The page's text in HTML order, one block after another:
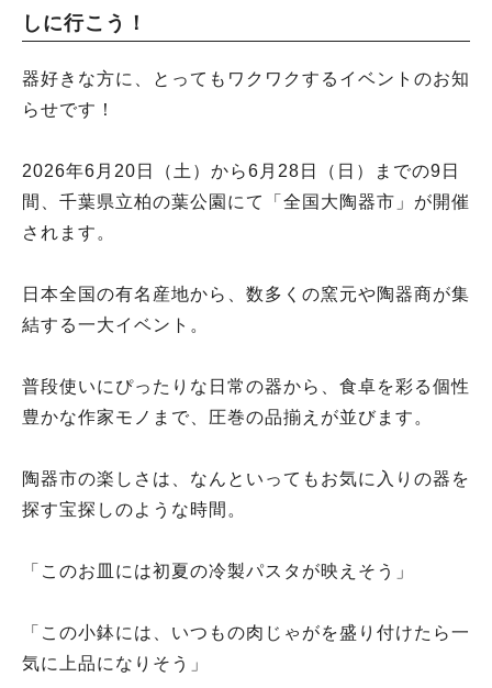
しに行こう！
器好きな方に、とってもワクワクするイベントのお知
らせです！
2026年6月20日（土）から6月28日（日）までの9日
間、千葉県立柏の葉公園にて「全国大陶器市」が開催
されます。
日本全国の有名産地から、数多くの窯元や陶器商が集
結する一大イベント。
普段使いにぴったりな日常の器から、食卓を彩る個性
豊かな作家モノまで、圧巻の品揃えが並びます。
陶器市の楽しさは、なんといってもお気に入りの器を
探す宝探しのような時間。
「このお皿には初夏の冷製パスタが映えそう」
「この小鉢には、いつもの肉じゃがを盛り付けたら一
気に上品になりそう」